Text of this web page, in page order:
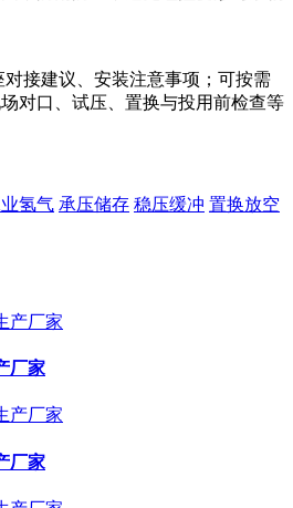
接建议、安装注意事项；可按需
对口、试压、置换与投用前检查等
氢气 承压储存 稳压缓冲 置换放空
厂家
厂家